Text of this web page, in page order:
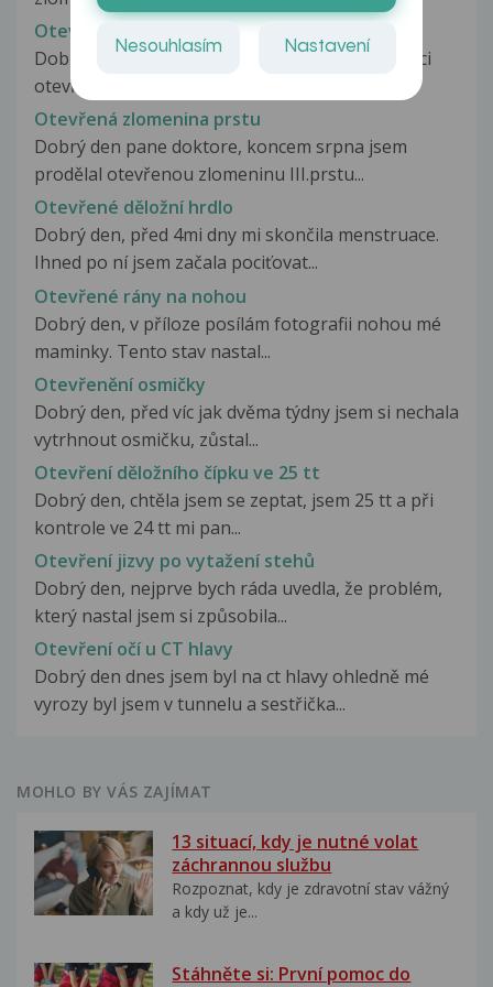
Otevřená zlomenina kotníku
Dobrý večer,můj 70-letý otec je 1 den po operaci
otevřené zlomeniny kotníku.Je...
Otevřená zlomenina prstu
Dobrý den pane doktore, koncem srpna jsem
prodělal otevřenou zlomeninu III.prstu...
Otevřené děložní hrdlo
Dobrý den, před 4mi dny mi skončila menstruace.
Ihned po ní jsem začala pociťovat...
Otevřené rány na nohou
Dobrý den, v příloze posílám fotografii nohou mé
maminky. Tento stav nastal...
Otevřenění osmičky
Dobrý den, před víc jak dvěma týdny jsem si nechala
vytrhnout osmičku, zůstal...
Otevření děložního čípku ve 25 tt
Dobrý den, chtěla jsem se zeptat, jsem 25 tt a při
kontrole ve 24 tt mi pan...
Otevření jizvy po vytažení stehů
Dobrý den, nejprve bych ráda uvedla, že problém,
který nastal jsem si způsobila...
Otevření očí u CT hlavy
Dobrý den dnes jsem byl na ct hlavy ohledně mé
vyrozy byl jsem v tunnelu a sestřička...
MOHLO BY VÁS ZAJÍMAT
13 situací, kdy je nutné volat
záchrannou službu
Rozpoznat, kdy je zdravotní stav vážný
a kdy už je...
Stáhněte si: První pomoc do
Nesouhlasím Nastavení